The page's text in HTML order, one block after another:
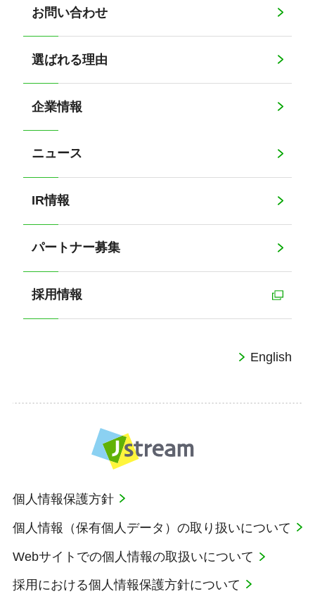
お問い合わせ
選ばれる理由
企業情報
ニュース
IR情報
パートナー募集
採用情報
English
個人情報保護方針
個人情報（保有個人データ）の取り扱いについて
Webサイトでの個人情報の取扱いについて
採用における個人情報保護方針について